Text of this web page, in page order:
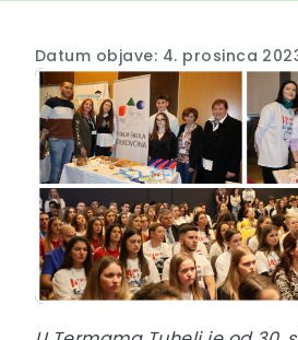
Datum objave: 4. prosinca